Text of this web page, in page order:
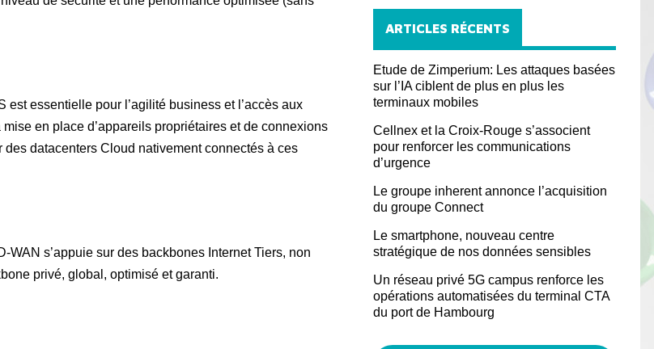
essentielle pour l’agilité business et l’accès aux
en place d’appareils propriétaires et de connexions
datacenters Cloud nativement connectés à ces
s’appuie sur des backbones Internet Tiers, non
privé, global, optimisé et garanti.
ARTICLES RÉCENTS
Etude de Zimperium: Les attaques basées
sur l’IA ciblent de plus en plus les
terminaux mobiles
Cellnex et la Croix-Rouge s’associent
pour renforcer les communications
d’urgence
Le groupe inherent annonce l’acquisition
du groupe Connect
Le smartphone, nouveau centre
stratégique de nos données sensibles
Un réseau privé 5G campus renforce les
opérations automatisées du terminal CTA
du port de Hambourg